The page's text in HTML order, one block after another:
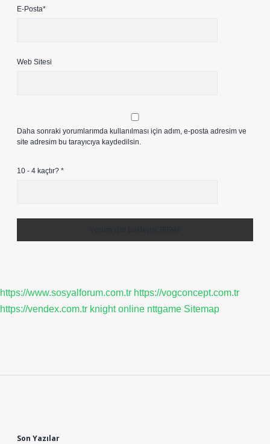
E-Posta*
Web Sitesi
Daha sonraki yorumlarımda kullanılması için adım, e-posta adresim ve
site adresim bu tarayıcıya kaydedilsin.
10 - 4 kaçtır? *
https://www.sosyalforum.com.tr https://vogconcept.com.tr
https://vendex.com.tr knight online nttgame Sitemap
Son Yazılar